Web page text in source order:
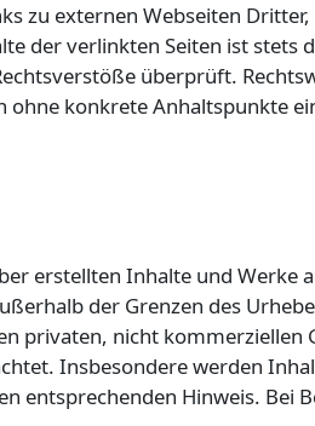
zu externen Webseiten
der verlinkten Seiten ist
überprüft.
ohne konkrete Anhaltspunkte
erstellten Inhalte und
der Grenzen des
privaten, nicht
Insbesondere werden
entsprechenden Hinweis. Bei